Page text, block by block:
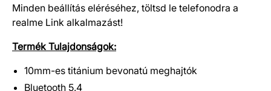
Minden beállítás eléréséhez, töltsd le telefonodra a
realme Link alkalmazást!
Termék Tulajdonságok:
10mm-es titánium bevonatú meghajtók
Bluetooth 5.4